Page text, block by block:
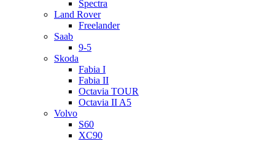
Spectra
Land Rover
Freelander
Saab
9-5
Skoda
Fabia I
Fabia II
Octavia TOUR
Octavia II A5
Volvo
S60
XC90